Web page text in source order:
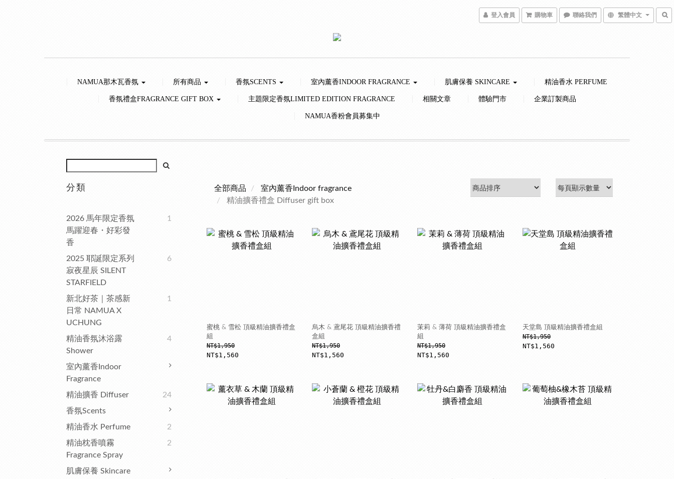
登入會員 購物車 聯絡我們 繁體中文
NAMUA那木瓦香氛 所有商品 香氛SCENTS 室內薰香INDOOR FRAGRANCE 肌膚保養 SKINCARE 精油香水 PERFUME
香氛禮盒FRAGRANCE GIFT BOX 主題限定香氛LIMITED EDITION FRAGRANCE 相關文章 體驗門市 企業訂製商品
NAMUA香粉會員募集中
分類
2026 馬年限定香氛
馬躍迎春・好彩發
香
1
2025 耶誕限定系列
寂夜星辰 SILENT
STARFIELD
6
新北好茶｜茶感新
日常 NAMUA X
UCHUNG
1
精油香氛沐浴露
Shower
4
室內薰香Indoor
Fragrance
精油擴香 Diffuser
24
香氛Scents
精油香水 Perfume
2
精油枕香噴霧
Fragrance Spray
2
肌膚保養 Skincare
全部商品
室內薰香Indoor fragrance
精油擴香禮盒 Diffuser gift box
蜜桃 & 雪松 頂級精油擴香禮盒
組
NT$1,950
NT$1,560
烏木 & 鳶尾花 頂級精油擴香禮
盒組
NT$1,950
NT$1,560
茉莉 & 薄荷 頂級精油擴香禮盒
組
NT$1,950
NT$1,560
天堂島 頂級精油擴香禮盒組
NT$1,950
NT$1,560